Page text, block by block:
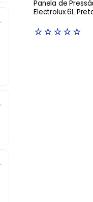
Panela de
Electrolux 6L
☆☆☆☆☆